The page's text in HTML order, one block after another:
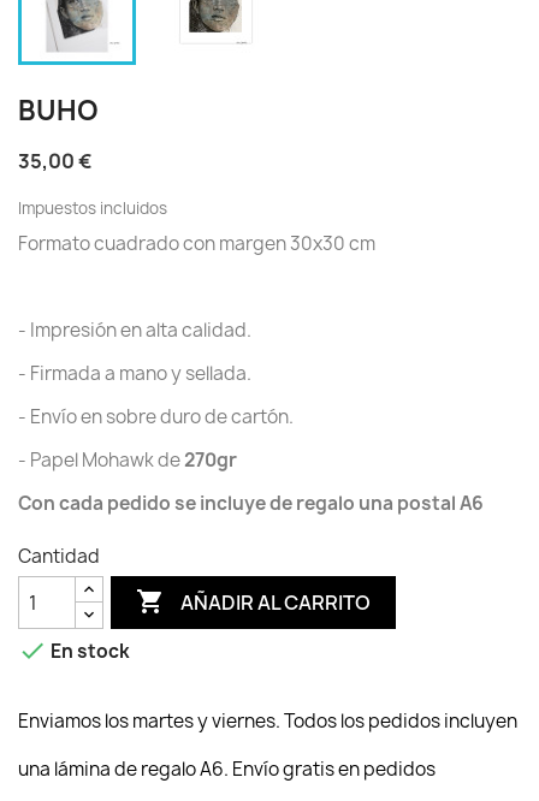
BUHO
35,00 €
Impuestos incluidos
Formato cuadrado con margen 30x30 cm
- Impresión en alta calidad.
- Firmada a mano y sellada.
- Envío en sobre duro de cartón.
- Papel Mohawk de270gr
Con cada pedido se incluye de regalo una postal A6
Cantidad
 AÑADIR AL CARRITO
 En stock
Enviamos los martes y viernes. Todos los pedidos incluyen
una lámina de regalo A6. Envío gratis en pedidos